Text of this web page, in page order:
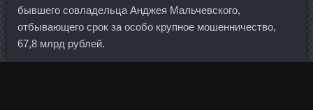
бывшего совладельца Анджея Мальчевского,
отбывающего срок за особо крупное мошенничество,
67,8 млрд рублей.